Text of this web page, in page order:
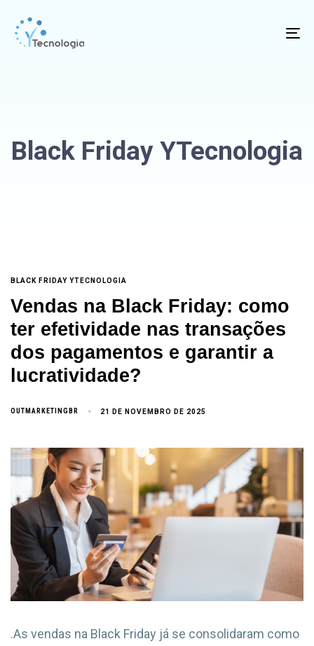
Black Friday YTecnologia
BLACK FRIDAY YTECNOLOGIA
Vendas na Black Friday: como
ter efetividade nas transações
dos pagamentos e garantir a
lucratividade?
OUTMARKETINGBR 21 DE NOVEMBRO DE 2025
.As vendas na Black Friday já se consolidaram como